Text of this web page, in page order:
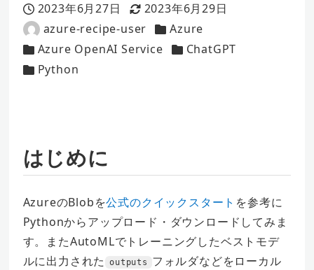
投稿日
2023年6月27日
更新日
2023年6月29日
著
者
azure-recipe-user
カテゴリー
Azure
カテゴリー
Azure OpenAI Service
カテゴリー
ChatGPT
カテゴリー
Python
はじめに
AzureのBlobを公式のクイックスタート を参考に
Pythonからアップロード・ダウンロードしてみま
す。またAutoMLでトレーニングしたベストモデ
ルに出力された outputs
フォルダなどをローカル